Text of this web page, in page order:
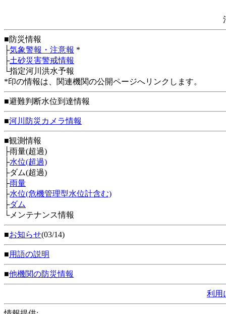
■防災情報
├気象警報・注意報 *
├土砂災害警戒情報
└指定河川洪水予報
*印の情報は、関連機関の公開ページへリンクします。
■避難判断水位到達情報
■河川防災カメラ情報
■観測情報
├雨量(超過)
├水位(超過)
├ダム(超過)
├雨量
├水位(危機管理型水位計含む)
├ダム
└メンテナンス情報
■お知らせ(03/14)
■用語の説明
■他機関の防災情報
利用